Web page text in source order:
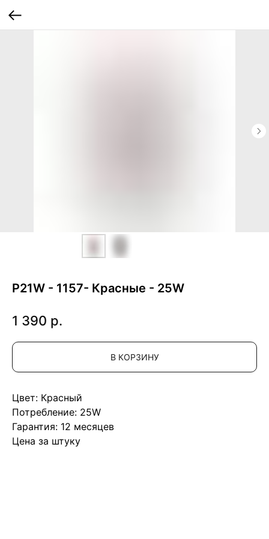
P21W - 1157- Красные - 25W
1 390 р.
В КОРЗИНУ
Цвет: Красный
Потребление: 25W
Гарантия: 12 месяцев
Цена за штуку